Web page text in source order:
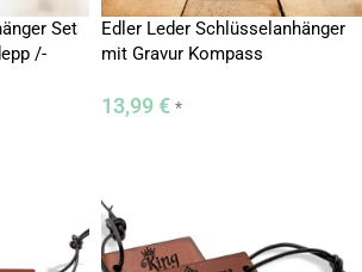
Set
/-
Edler Leder Schlüsselanhänger
mit Gravur Kompass
13,99 € *